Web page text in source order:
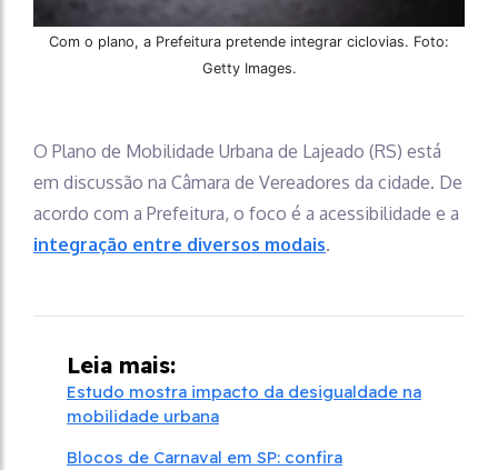
Com o plano, a Prefeitura pretende integrar ciclovias. Foto:
Getty Images.
O Plano de Mobilidade Urbana de Lajeado (RS) está
em discussão na Câmara de Vereadores da cidade. De
acordo com a Prefeitura, o foco é a acessibilidade e a
integração entre diversos modais.
Leia mais:
Estudo mostra impacto da desigualdade na
mobilidade urbana
Blocos de Carnaval em SP: confira